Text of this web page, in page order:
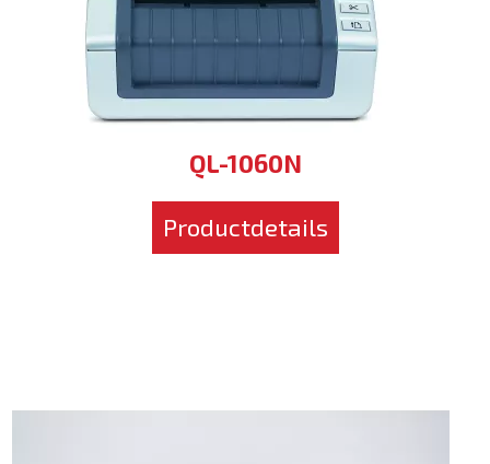
QL-1060N
Productdetails